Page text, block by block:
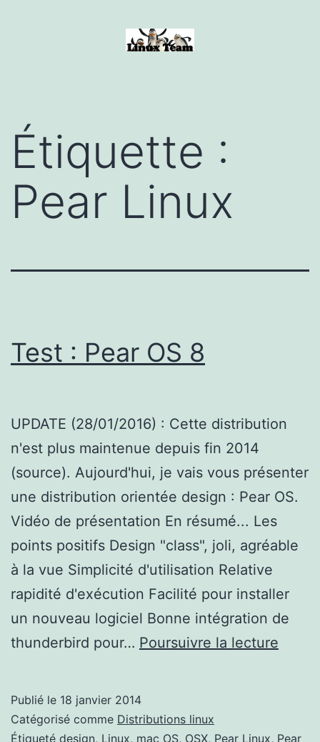
Étiquette :
Pear Linux
Test : Pear OS 8
UPDATE (28/01/2016) : Cette distribution
n'est plus maintenue depuis fin 2014
(source). Aujourd'hui, je vais vous présenter
une distribution orientée design : Pear OS.
Vidéo de présentation En résumé... Les
points positifs Design "class", joli, agréable
à la vue Simplicité d'utilisation Relative
rapidité d'exécution Facilité pour installer
un nouveau logiciel Bonne intégration de
thunderbird pour… Poursuivre la lecture
Publié le 18 janvier 2014
Catégorisé comme Distributions linux
Étiqueté design, Linux, mac OS, OSX, Pear Linux, Pear